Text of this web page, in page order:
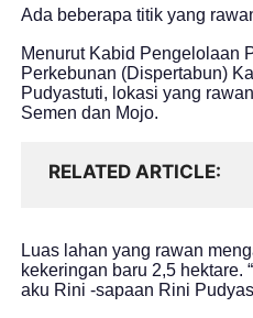
Ada beberapa titik yang
Menurut Kabid Pengelolaan
Perkebunan (Dispertabun)
Pudyastuti, lokasi yang
Semen dan Mojo.
RELATED ARTICLE
Luas lahan yang rawan
kekeringan baru 2,5 hektare.
aku Rini -sapaan Rini